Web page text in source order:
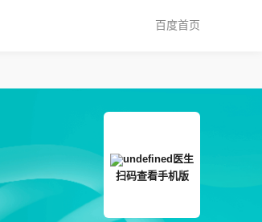
百度首页
扫码查看手机版